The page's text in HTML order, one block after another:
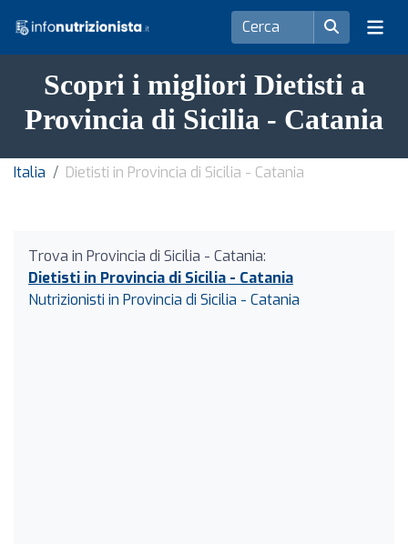
Scopri i migliori Dietisti a
Provincia di Sicilia - Catania
Italia Dietisti in Provincia di Sicilia - Catania
Trova in Provincia di Sicilia - Catania:
Dietisti in Provincia di Sicilia - Catania
Nutrizionisti in Provincia di Sicilia - Catania